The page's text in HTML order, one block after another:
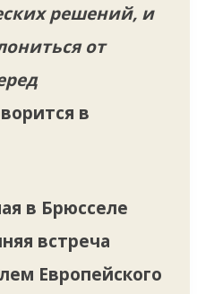
решений, и
от
в
в Брюсселе
встреча
Европейского